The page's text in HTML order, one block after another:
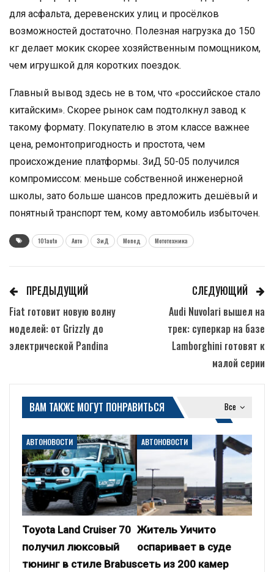
для асфальта, деревенских улиц и просёлков
возможностей достаточно. Полезная нагрузка до 150
кг делает мокик скорее хозяйственным помощником,
чем игрушкой для коротких поездок.
Главный вывод здесь не в том, что «российское стало
китайским». Скорее рынок сам подтолкнул завод к
такому формату. Покупателю в этом классе важнее
цена, ремонтопригодность и простота, чем
происхождение платформы. ЗиД 50-05 получился
компромиссом: меньше собственной инженерной
школы, зато больше шансов предложить дешёвый и
понятный транспорт тем, кому автомобиль избыточен.
101auto Авто ЗиД Мопед Мототехника
ПРЕДЫДУЩИЙ
Fiat готовит новую волну
моделей: от Grizzly до
электрической Pandina
СЛЕДУЮЩИЙ
Audi Nuvolari вышел на
трек: суперкар на базе
Lamborghini готовят к
малой серии
Все
ВАМ ТАКЖЕ МОГУТ ПОНРАВИТЬСЯ
АВТОНОВОСТИ
Toyota Land Cruiser 70
получил люксовый
тюнинг в стиле Brabus
АВТОНОВОСТИ
Житель Уичито
оспаривает в суде
сеть из 200 камер